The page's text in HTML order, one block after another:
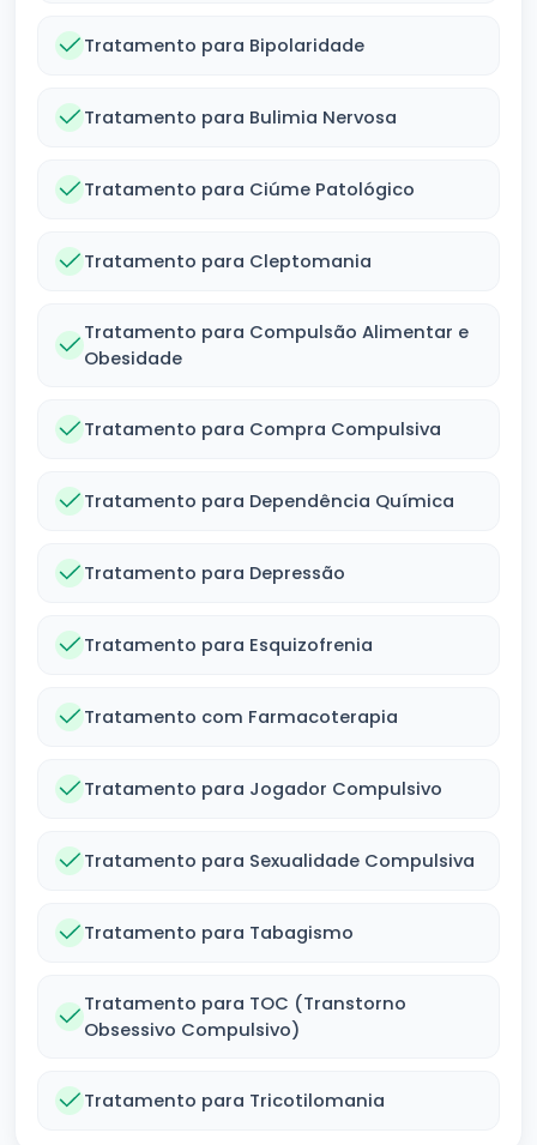
Tratamento para Bipolaridade
Tratamento para Bulimia Nervosa
Tratamento para Ciúme Patológico
Tratamento para Cleptomania
Tratamento para Compulsão Alimentar e
Obesidade
Tratamento para Compra Compulsiva
Tratamento para Dependência Química
Tratamento para Depressão
Tratamento para Esquizofrenia
Tratamento com Farmacoterapia
Tratamento para Jogador Compulsivo
Tratamento para Sexualidade Compulsiva
Tratamento para Tabagismo
Tratamento para TOC (Transtorno
Obsessivo Compulsivo)
Tratamento para Tricotilomania